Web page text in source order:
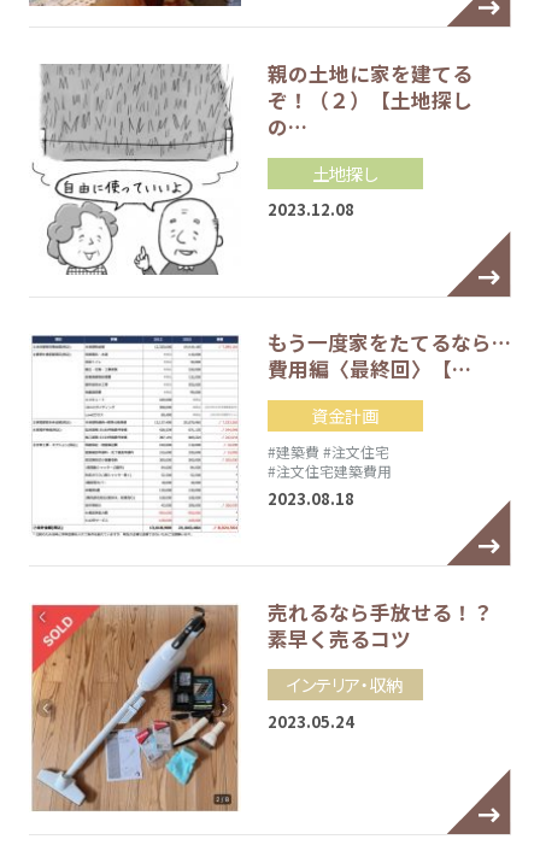
親の土地に家を建てる
ぞ！（２）【土地探し
の…
土地探し
2023.12.08
もう一度家をたてるなら…
費用編〈最終回〉【…
資金計画
#建築費 #注文住宅
#注文住宅建築費用
2023.08.18
売れるなら手放せる！？
素早く売るコツ
インテリア・収納
2023.05.24